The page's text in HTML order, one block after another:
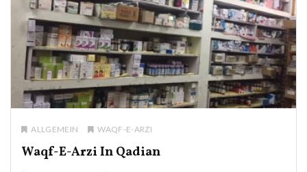
ALLGEMEIN WAQF-E-ARZI
Waqf-E-Arzi In Qadian